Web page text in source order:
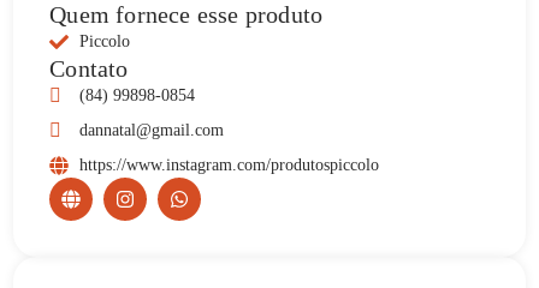
Quem fornece esse produto
Piccolo
Contato
(84) 99898-0854
dannatal@gmail.com
https://www.instagram.com/produtospiccolo